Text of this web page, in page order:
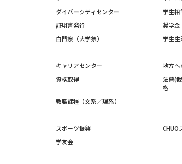
ダイバーシティセンター
学生相
証明書発行
奨学金
白門祭（大学祭）
学生生
キャリアセンター
地方へ
資格取得
法曹(
格
教職課程（文系／理系）
スポーツ振興
CHUO
学友会